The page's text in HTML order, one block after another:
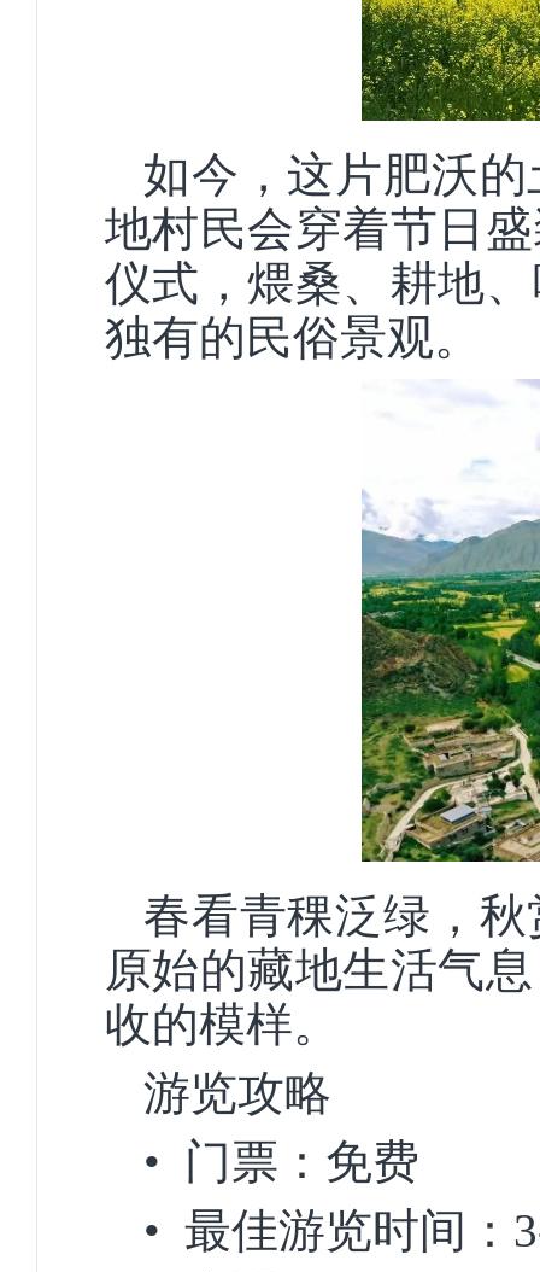
如今，这片肥沃
地村民会穿着节日
仪式，煨桑、耕地
独有的民俗景观。
春看青稞泛绿，
原始的藏地生活气
收的模样。
游览攻略
• 门票：免费
• 最佳游览时间：